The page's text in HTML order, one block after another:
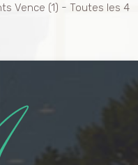
Vence (1) - Toutes les 4